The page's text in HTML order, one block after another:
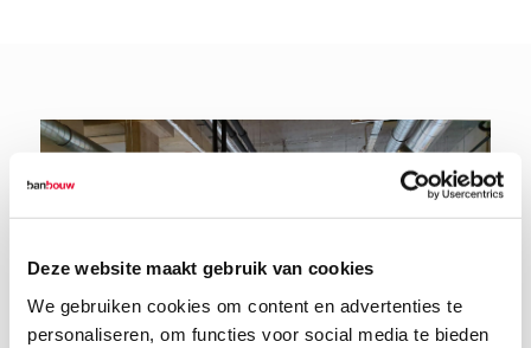
Deze website maakt gebruik van cookies
We gebruiken cookies om content en advertenties te
personaliseren, om functies voor social media te bieden